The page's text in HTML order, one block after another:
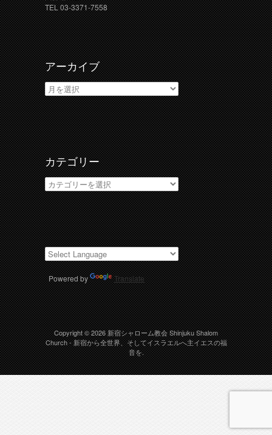
TEL 03-3371-7558
アーカイブ
ア
ー
カ
イ
ブ
カテゴリー
カ
テ
ゴ
リ
ー
Powered by Translate
Copyright © 2026新宿シャローム教会 Shinjuku Shalom
Church- 新宿から全世界、そしてイスラエルへ主イエスの福
音を.